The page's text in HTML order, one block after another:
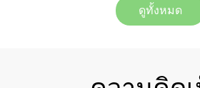
ดูทั้งหมด